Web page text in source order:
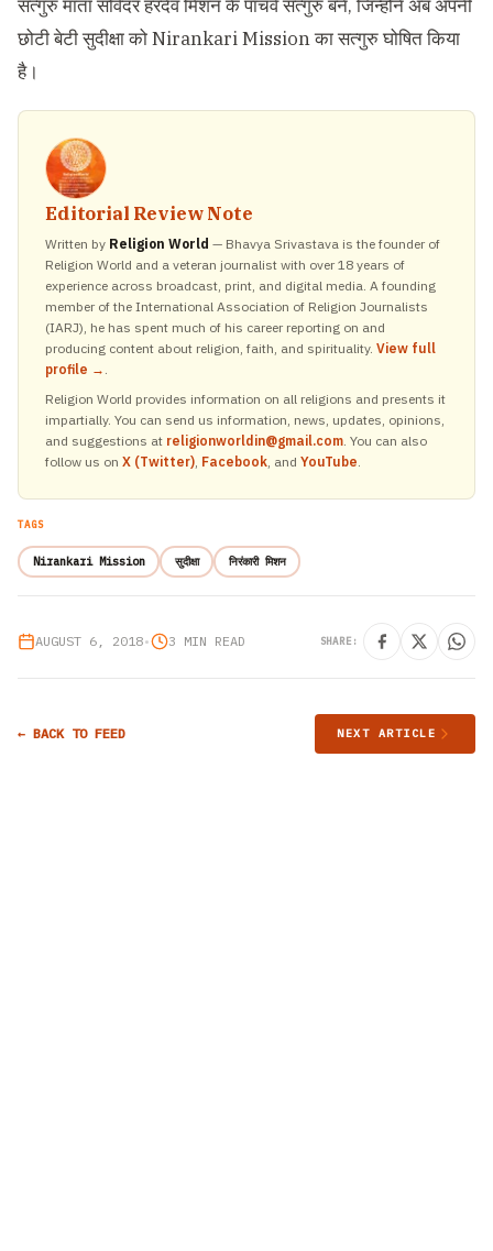
सत्गुरु माता सविंदर हरदेव मिशन के पांचवें सत्गुरु बने, जिन्होंने अब अपनी
छोटी बेटी सुदीक्षा को Nirankari Mission का सत्गुरु घोषित किया
है।
Editorial Review Note
Written by Religion World — Bhavya Srivastava is the founder of
Religion World and a veteran journalist with over 18 years of
experience across broadcast, print, and digital media. A founding
member of the International Association of Religion Journalists
(IARJ), he has spent much of his career reporting on and
producing content about religion, faith, and spirituality. View full
profile → .
Religion World provides information on all religions and presents it
impartially. You can send us information, news, updates, opinions,
and suggestions at religionworldin@gmail.com. You can also
follow us on X (Twitter), Facebook, and YouTube.
TAGS
Nirankari Mission सुदीक्षा निरंकारी मिशन
AUGUST 6, 2018• 3 MIN READ SHARE:
← BACK TO FEED NEXT ARTICLE